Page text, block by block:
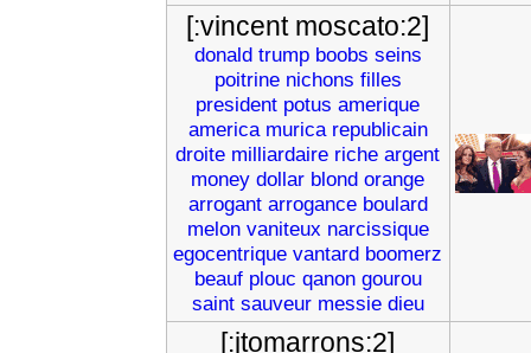
[:vincent moscato:2]
donald trump boobs seins
poitrine nichons filles
president potus amerique
america murica republicain
droite milliardaire riche argent
money dollar blond orange
arrogant arrogance boulard
melon vaniteux narcissique
egocentrique vantard boomerz
beauf plouc qanon gourou
saint sauveur messie dieu
[:jtomarrons:2]